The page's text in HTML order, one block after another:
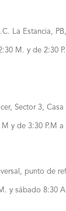
La Estancia,
M. y de 2:30
Sector 3,
y de 3:30 P.M a
punto de
y sábado 8:30